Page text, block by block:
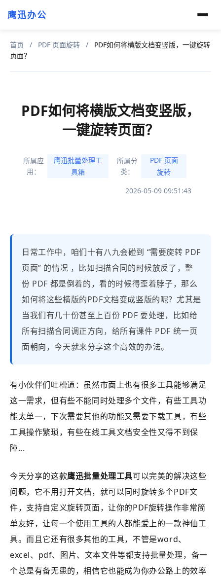
鹰迅办公
首页 / PDF 页面旋转 /
PDF如何将横版文档变竖版，一键旋转
页面？
PDF如何将横版文档变竖版，
一键旋转页面？
所属应
用：
鹰迅批量处理工
具箱
所属分
类：
PDF 页面
旋转
2026-05-09 09:51:43
日常工作中，咱们十有八九会碰到 “需要旋转 PDF
页面” 的情况 ，比如扫描合同的时候放反了，整
份 PDF 都是倒着的，看的时候得歪着脖子，那么
如何将这些横版的PDF文档变成竖版的呢？尤其是
当我们有几十份甚至上百份 PDF 要处理，比如给
所有扫描合同调正方向，给所有课件 PDF 统一页
面朝向，今天就来分享这个高效的办法。
有小伙伴们吐槽道：虽然市面上也有很多工具能够满足
这一需求，但有些不能同时处理多个文件，有些工具功
能太单一，下次需要其他的功能又需要下载工具，有些
工具操作繁琐，有些在线工具文档安全性又得不到保
障...
今天分享的这款鹰迅批量处理工具可以完美的解决这些
问题，它不用打开文档，就可以同时旋转多个PDF文
件，支持自定义旋转页面，让你的PDF旋转操作非常简
单友好，让每一个使用工具的人都能爱上的一款神仙工
具。而且它还有很多其他的工具，不管是word、
excel、pdf、图片、文本文件等都支持批量处理，备一
个总是有备无患的，相信它也能成为你办公路上的效率